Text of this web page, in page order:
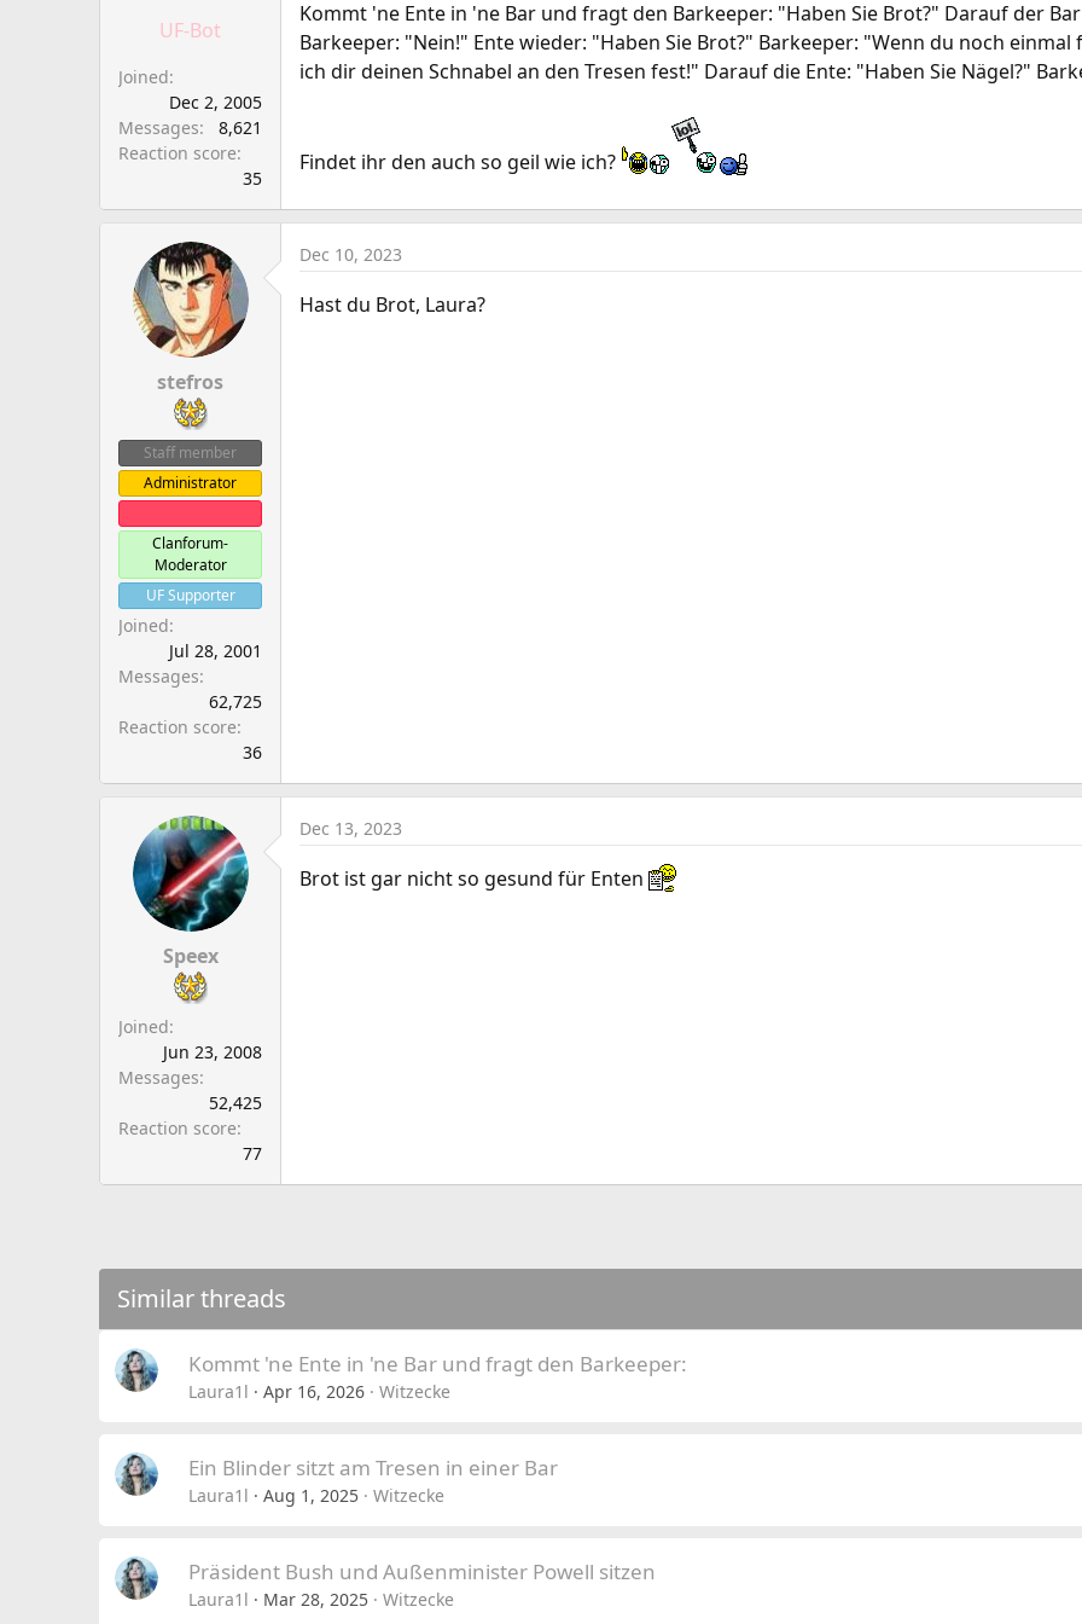
e
UF-Bot
Joined
Dec 2, 2005
Messages
8,621
Reaction score
35
Kommt 'ne Ente in 'ne Bar und fragt den Barkeeper: "Haben Sie Brot?" Darauf der
Barkeeper: "Nein!" Ente wieder: "Haben Sie Brot?" Barkeeper: "Wenn du noch
ich dir deinen Schnabel an den Tresen fest!" Darauf die Ente: "Haben Sie Nägel?"
Findet ihr den auch so geil wie ich?
stefros
Staff member
Administrator
Clanforum-
Moderator
UF Supporter
Joined
Jul 28, 2001
Messages
62,725
Reaction score
36
Dec 10, 2023
Hast du Brot, Laura?
Speex
Joined
Jun 23, 2008
Messages
52,425
Reaction score
77
Dec 13, 2023
Brot ist gar nicht so gesund für Enten
Similar threads
Kommt 'ne Ente in 'ne Bar und fragt den Barkeeper:
Laura1l Apr 16, 2026 Witzecke
Ein Blinder sitzt am Tresen in einer Bar
Laura1l Aug 1, 2025 Witzecke
Präsident Bush und Außenminister Powell sitzen
Laura1l Mar 28, 2025 Witzecke